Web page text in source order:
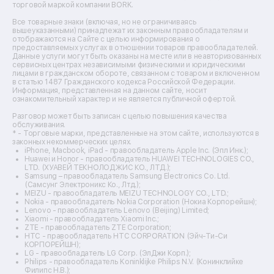
Ремонт вытяжек
Ремонт источников бесперебойного питания
Ремонт пароварок
Ремонт микшерных пультов
Ремонт dj-пультов
Ремонт кухонных плит
Ремонт стедикамов
Ремонт оптических прицелов
Ремонт электровелосипедов
Ремонт видеокамер
Ремонт эхолотов
Ремонт 3d-принтеров
Ремонт прицелов ночного видения
Ремонт винных шкафов
Ремонт выпрямителей
Ремонт сушилок для рук
Ремонт дальномеров
Ремонт снегоуборщиков
торговой маркой компании BORK.
Все товарные знаки (включая, но не ограничиваясь
вышеуказанными) принадлежат их законным правообладателям и
отображаются на Сайте с целью информирования о
предоставляемых услугах в отношении товаров правообладателей.
Данные услуги могут быть оказаны на месте или в неавторизованных
сервисных центрах независимыми физическими и юридическими
лицами в гражданском обороте, связанном с товаром и включенном
в статью 1487 Гражданского кодекса Российской Федерации.
Информация, представленная на данном сайте, носит
ознакомительный характер и не является публичной офертой.
Разговор может быть записан с целью повышения качества
обслуживания.
* - Торговые марки, представленные на этом сайте, используются в
законных некоммерческих целях.
iPhone, Macbook, iPad - правообладатель Apple Inc. (Эпл Инк.);
Huawei и Honor - правообладатель HUAWEI TECHNOLOGIES CO.,
LTD. (ХУАВЕЙ ТЕКНОЛОДЖИС КО., ЛТД.);
Samsung – правообладатель Samsung Electronics Co. Ltd.
(Самсунг Электроникс Ко., Лтд.);
MEIZU - правообладатель MEIZU TECHNOLOGY CO., LTD.;
Nokia - правообладатель Nokia Corporation (Нокиа Корпорейшн);
Lenovo - правообладатель Lenovo (Beijing) Limited;
Xiaomi - правообладатель Xiaomi Inc.;
ZTE - правообладатель ZTE Corporation;
HTC - правообладатель HTC CORPORATION (Эйч-Ти-Си
КОРПОРЕЙШН);
LG - правообладатель LG Corp. (ЭлДжи Корп.);
Philips - правообладатель Koninklijke Philips N.V. (Конинклийке
Филипс Н.В.);